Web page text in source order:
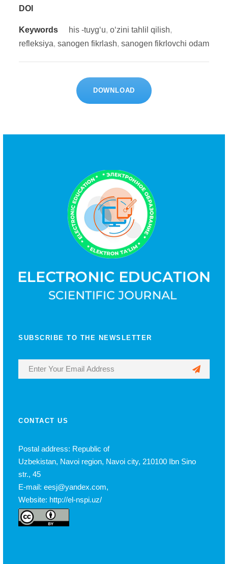
DOI
Keywords his -tuyg‘u, o‘zini tahlil qilish,
refleksiya, sanogen fikrlash, sanogen fikrlovchi odam
DOWNLOAD
SUBSCRIBE TO THE NEWSLETTER
CONTACT US
Postal address: Republic of
Uzbekistan, Navoi region, Navoi city, 210100 Ibn Sino
str., 45
E-mail: eesj@yandex.com,
Website: http://el-nspi.uz/